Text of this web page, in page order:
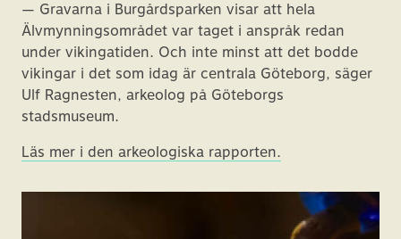
— Gravarna i Burgårdsparken visar att hela
Älvmynningsområdet var taget i anspråk redan
under vikingatiden. Och inte minst att det bodde
vikingar i det som idag är centrala Göteborg, säger
Ulf Ragnesten, arkeolog på Göteborgs
stadsmuseum.
Läs mer i den arkeologiska rapporten.